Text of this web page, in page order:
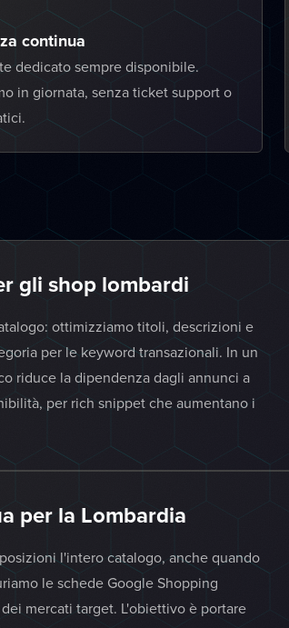
continua
dedicato sempre disponibile.
in giornata, senza ticket support o
gli shop lombardi
ottimizziamo titoli, descrizioni e
per le keyword transazionali. In un
riduce la dipendenza dagli annunci a
per rich snippet che aumentano i
per la Lombardia
l'intero catalogo, anche quando
le schede Google Shopping
mercati target. L'obiettivo è portare